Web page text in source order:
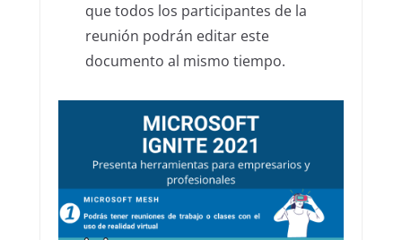
que todos los participantes de la
reunión podrán editar este
documento al mismo tiempo.